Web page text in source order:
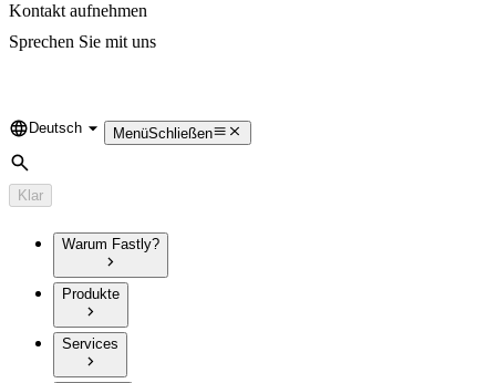
Kontakt aufnehmen
Sprechen Sie mit uns
Language
Deutsch MenüSchließen
Suche
Klar
Warum Fastly?
Produkte
Services